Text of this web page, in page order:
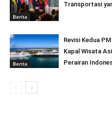
Berita
Transportasi
Berita
Revisi Kedua
Kapal Wisata
Perairan